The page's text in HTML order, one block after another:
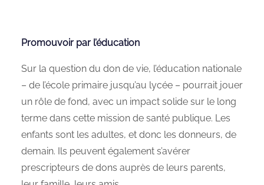
Promouvoir par l’éducation
Sur la question du don de vie, l’éducation nationale
– de l’école primaire jusqu’au lycée – pourrait jouer
un rôle de fond, avec un impact solide sur le long
terme dans cette mission de santé publique. Les
enfants sont les adultes, et donc les donneurs, de
demain. Ils peuvent également s’avérer
prescripteurs de dons auprès de leurs parents,